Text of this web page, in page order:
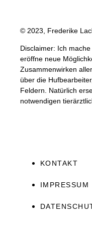
© 2023, Frederike
Disclaimer: Ich
eröffne neue
Zusammenwirken
über die
Feldern. Natürlich
notwendigen
KONTAKT
IMPRESSUM